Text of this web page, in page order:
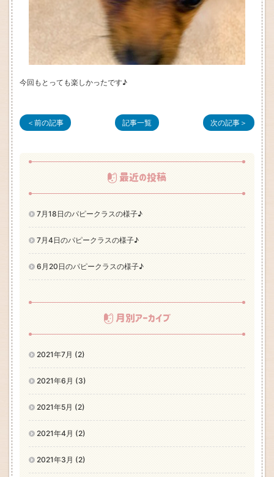
今回もとっても楽しかったです♪
＜前の記事 記事一覧 次の記事＞
最近の投稿
7月18日のパピークラスの様子♪
7月4日のパピークラスの様子♪
6月20日のパピークラスの様子♪
月別アーカイブ
2021年7月 (2)
2021年6月 (3)
2021年5月 (2)
2021年4月 (2)
2021年3月 (2)